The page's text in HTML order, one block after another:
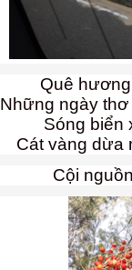
Quê
Những ngày
Sóng biển
Cát vàng dừa
Cội